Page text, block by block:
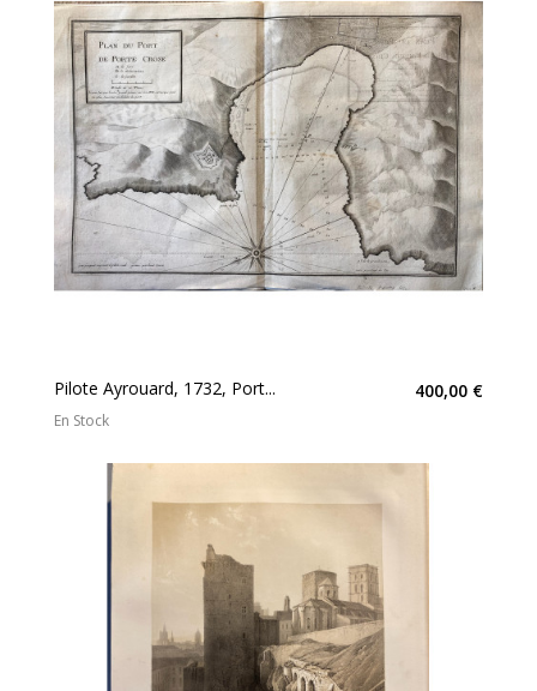
Pilote Ayrouard, 1732, Port... 400,00 €
En Stock